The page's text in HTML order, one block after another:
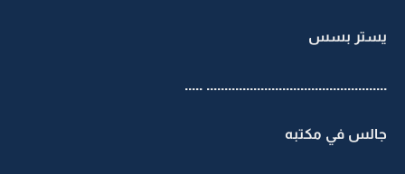
يستر بسس
.................................................. .....
جالس في مكتبه